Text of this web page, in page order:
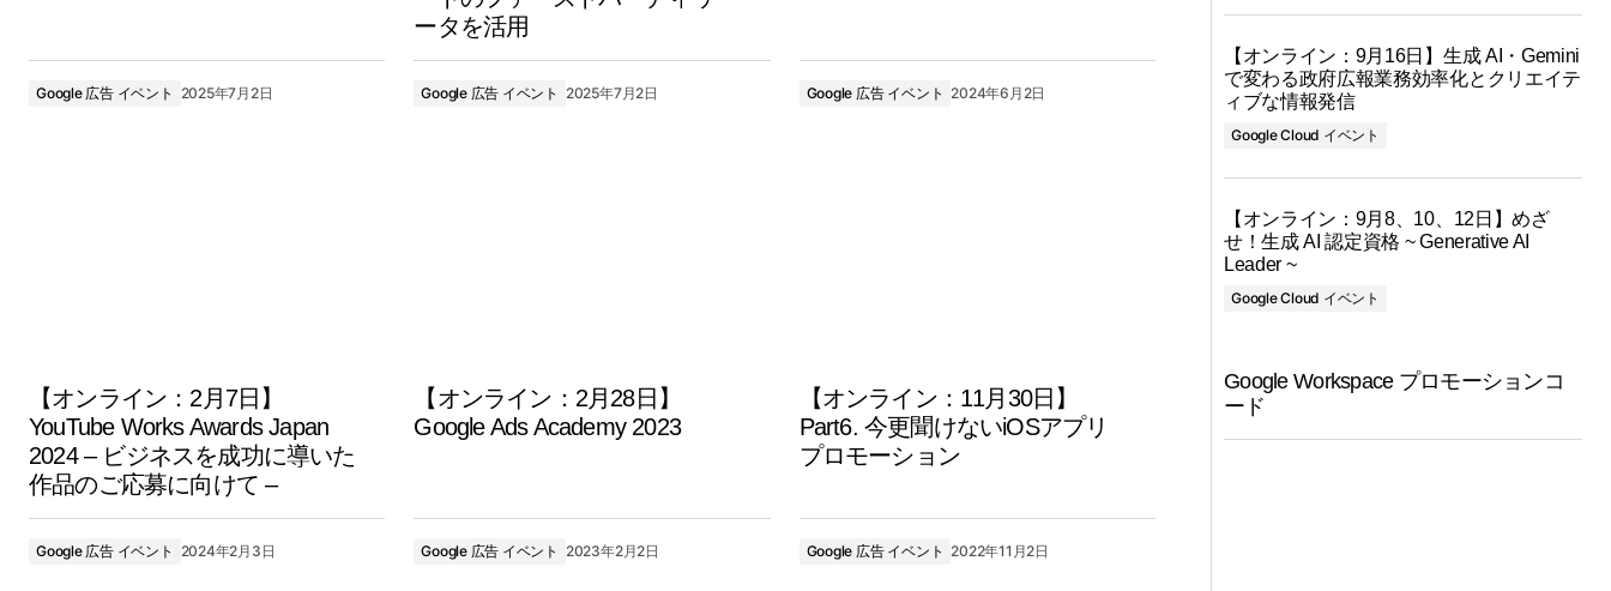
Google 広告 イベント 2025年7月2日
ータを活用
Google 広告 イベント 2025年7月2日 Google 広告 イベント 2024年6月2日
【オンライン：2月7日】
YouTube Works Awards Japan
2024 – ビジネスを成功に導いた
作品のご応募に向けて –
Google 広告 イベント 2024年2月3日
【オンライン：2月28日】
Google Ads Academy 2023
Google 広告 イベント 2023年2月2日
【オンライン：11月30日】
Part6. 今更聞けないiOSアプリ
プロモーション
Google 広告 イベント 2022年11月2日
【オンライン：9月16日】生成 AI・Gemini
で変わる政府広報業務効率化とクリエイテ
ィブな情報発信
Google Cloud イベント
【オンライン：9月8、10、12日】めざ
せ！生成 AI 認定資格 ~ Generative AI
Leader ~
Google Cloud イベント
Google Workspace プロモーションコ
ード